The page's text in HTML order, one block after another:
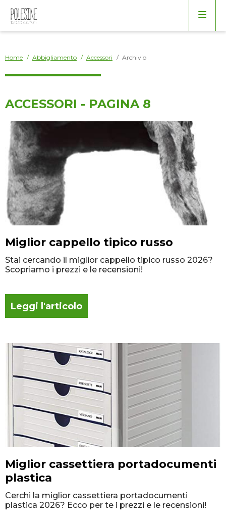
Borse
Arredo
Elettrodomestici
Giardino
Salotto
Varie
Home / Abbigliamento / Accessori / Archivio
ACCESSORI - PAGINA 8
Miglior cappello tipico russo
Stai cercando il miglior cappello tipico russo 2026?
Scopriamo i prezzi e le recensioni!
Leggi l'articolo
Miglior cassettiera portadocumenti
plastica
Cerchi la miglior cassettiera portadocumenti
plastica 2026? Ecco per te i prezzi e le recensioni!